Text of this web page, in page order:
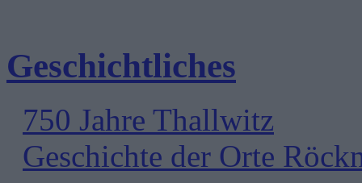
Geschichtliches
750 Jahre Thallwitz
Geschichte der Orte